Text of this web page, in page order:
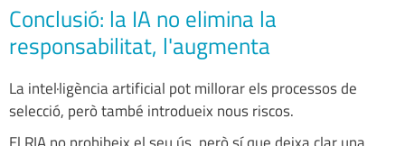
Conclusió: la IA no elimina la
responsabilitat, l'augmenta
La intel·ligència artificial pot millorar els processos de
selecció, però també introdueix nous riscos.